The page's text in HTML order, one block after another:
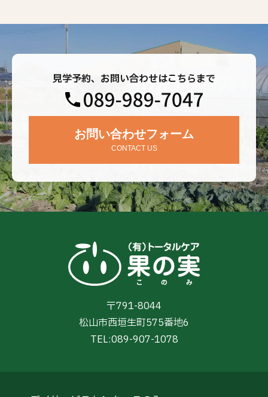
見学予約、お問い合わせはこちらまで
お問い合わせフォーム
CONTACT US
〒791-8044
松山市西垣生町575番地6
TEL:089-907-1078